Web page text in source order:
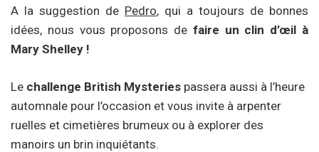
A la suggestion de Pedro, qui a toujours de bonnes
idées, nous vous proposons de faire un clin d’œil à
Mary Shelley !
Le challenge British Mysteries passera aussi à l’heure
automnale pour l’occasion et vous invite à arpenter
ruelles et cimetières brumeux ou à explorer des
manoirs un brin inquiétants.